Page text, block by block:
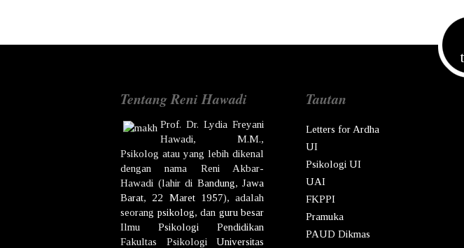
Tentang Reni Hawadi
Prof. Dr. Lydia Freyani
Hawadi, M.M.,
Psikolog atau yang lebih dikenal
dengan nama Reni Akbar-
Hawadi (lahir di Bandung, Jawa
Barat, 22 Maret 1957), adalah
seorang psikolog, dan guru besar
Ilmu Psikologi
Pendidikan
Fakultas Psikologi Universitas
Tautan
Letters for Ardha
UI
Psikologi UI
UAI
FKPPI
Pramuka
PAUD Dikmas